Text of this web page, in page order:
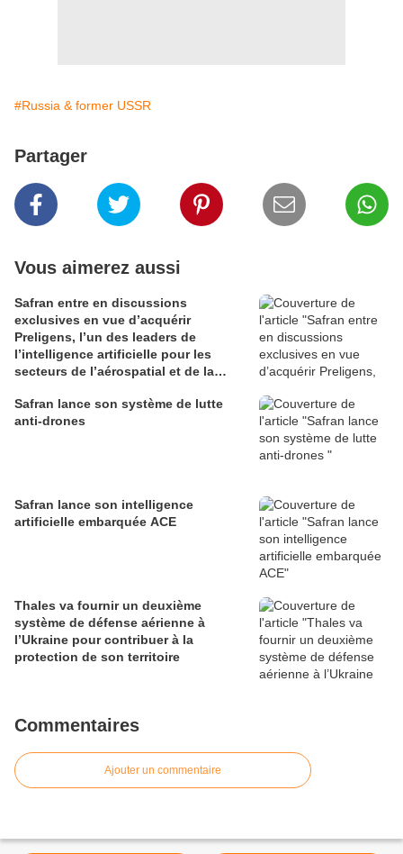
#Russia & former USSR
Partager
Vous aimerez aussi
Safran entre en discussions
exclusives en vue d’acquérir
Preligens, l’un des leaders de
l’intelligence artificielle pour les
secteurs de l’aérospatial et de la
Safran lance son système de lutte
anti-drones
Safran lance son intelligence
artificielle embarquée ACE
Thales va fournir un deuxième
système de défense aérienne à
l’Ukraine pour contribuer à la
protection de son territoire
Commentaires
Ajouter un commentaire